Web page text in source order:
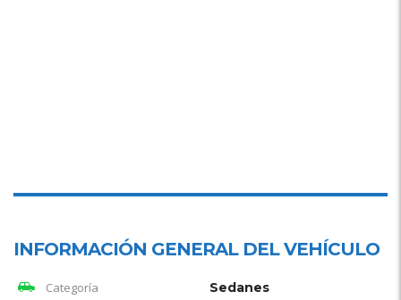
INFORMACIÓN GENERAL DEL VEHÍCULO
Categoría Sedanes